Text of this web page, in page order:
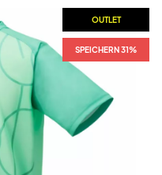
OUTLET
SPEICHERN 31%
OUTLET
SPEICHERN 31%
OUTLET
SPEICHERN 31%
OUTLET
SPEICHERN 31%